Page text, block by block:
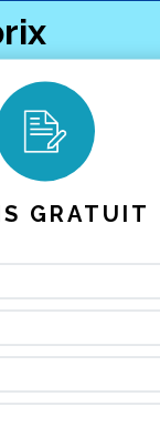
GRATUIT